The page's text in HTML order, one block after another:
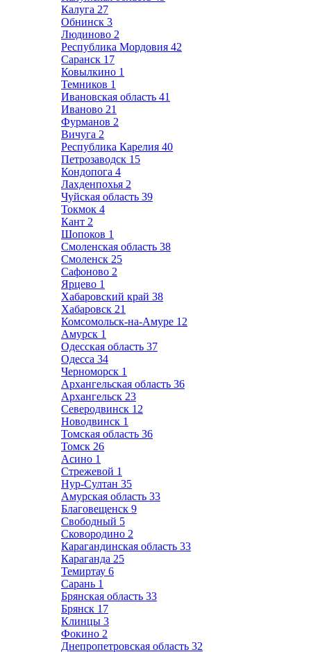
Калуга 27
Обнинск 3
Людиново 2
Республика Мордовия 42
Саранск 17
Ковылкино 1
Темников 1
Ивановская область 41
Иваново 21
Фурманов 2
Вичуга 2
Республика Карелия 40
Петрозаводск 15
Кондопога 4
Лахденпохья 2
Чуйская область 39
Токмок 4
Кант 2
Шопоков 1
Смоленская область 38
Смоленск 25
Сафоново 2
Ярцево 1
Хабаровский край 38
Хабаровск 21
Комсомольск-на-Амуре 12
Амурск 1
Одесская область 37
Одесса 34
Черноморск 1
Архангельская область 36
Архангельск 23
Северодвинск 12
Новодвинск 1
Томская область 36
Томск 26
Асино 1
Стрежевой 1
Нур-Султан 35
Амурская область 33
Благовещенск 9
Свободный 5
Сковородино 2
Карагандинская область 33
Караганда 25
Темиртау 6
Сарань 1
Брянская область 33
Брянск 17
Клинцы 3
Фокино 2
Днепропетровская область 32